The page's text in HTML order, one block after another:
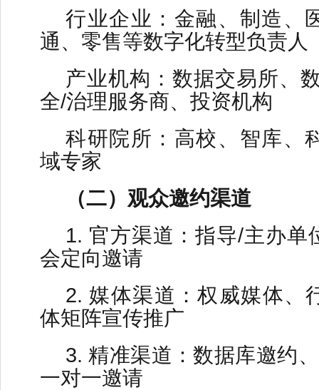
行业企业：金融、制造、
通、零售等数字化转型负责人
产业机构：数据交易所、
全/治理服务商、投资机构
科研院所：高校、智库、
域专家
（二）观众邀约渠道
1. 官方渠道：指导/主办单
会定向邀请
2. 媒体渠道：权威媒体、
体矩阵宣传推广
3. 精准渠道：数据库邀约
一对一邀请